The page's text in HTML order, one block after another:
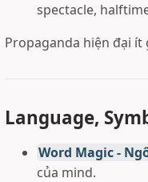
spectacle,
Propaganda hiện đại
Language,
Word Magic -
của mind.